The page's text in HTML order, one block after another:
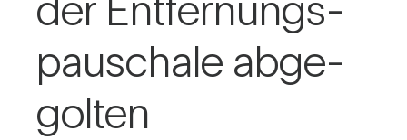
pau­schale abge­
golten